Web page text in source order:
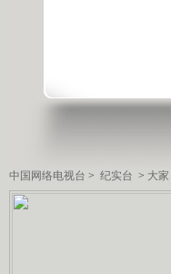
中国网络电视台 > 纪实台 > 大家